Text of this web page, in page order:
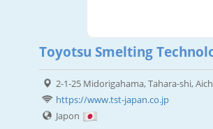
Toyotsu Smelting
2-1-25 Midorigahama, Tahara-shi,
https://www.tst-japan.co.jp
Japon